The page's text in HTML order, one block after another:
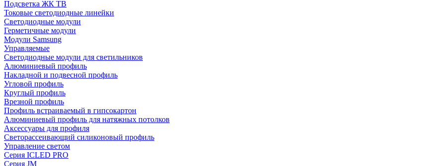
Подсветка ЖК ТВ
Токовые светодиодные линейки
Светодиодные модули
Герметичные модули
Модули Samsung
Управляемые
Светодиодные модули для светильников
Алюминиевый профиль
Накладной и подвесной профиль
Угловой профиль
Круглый профиль
Врезной профиль
Профиль встраиваемый в гипсокартон
Алюминиевый профиль для натяжных потолков
Аксессуары для профиля
Светорассеивающий силиконовый профиль
Управление светом
Серия ICLED PRO
Серия JM